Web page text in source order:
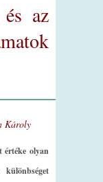
az
Károly
értéke olyan